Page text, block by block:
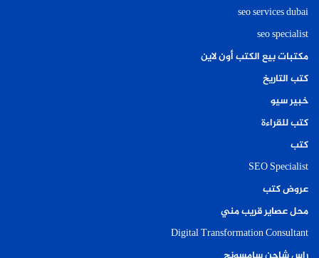
seo services dubai
seo specialist
مكتبات بيع الكتب أون لاين
كتب التاريخ
خبير سيو
كتب للقراءة
كتب
SEO Specialist
عروض كتب
محل عصاير قريب مني
Digital Transformation Consultant